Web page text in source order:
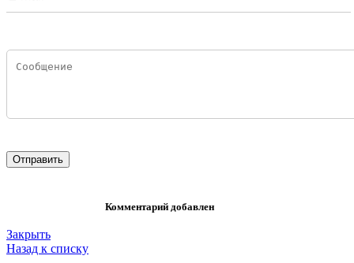
Комментарий добавлен
Закрыть
Назад к списку